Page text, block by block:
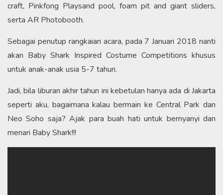
craft, Pinkfong Playsand pool, foam pit and giant sliders,
serta AR Photobooth.
Sebagai penutup rangkaian acara, pada 7 Januari 2018 nanti
akan Baby Shark Inspired Costume Competitions khusus
untuk anak-anak usia 5-7 tahun.
Jadi, bila liburan akhir tahun ini kebetulan hanya ada di Jakarta
seperti aku, bagaimana kalau bermain ke Central Park dan
Neo Soho saja? Ajak para buah hati untuk bernyanyi dan
menari Baby Shark!!!